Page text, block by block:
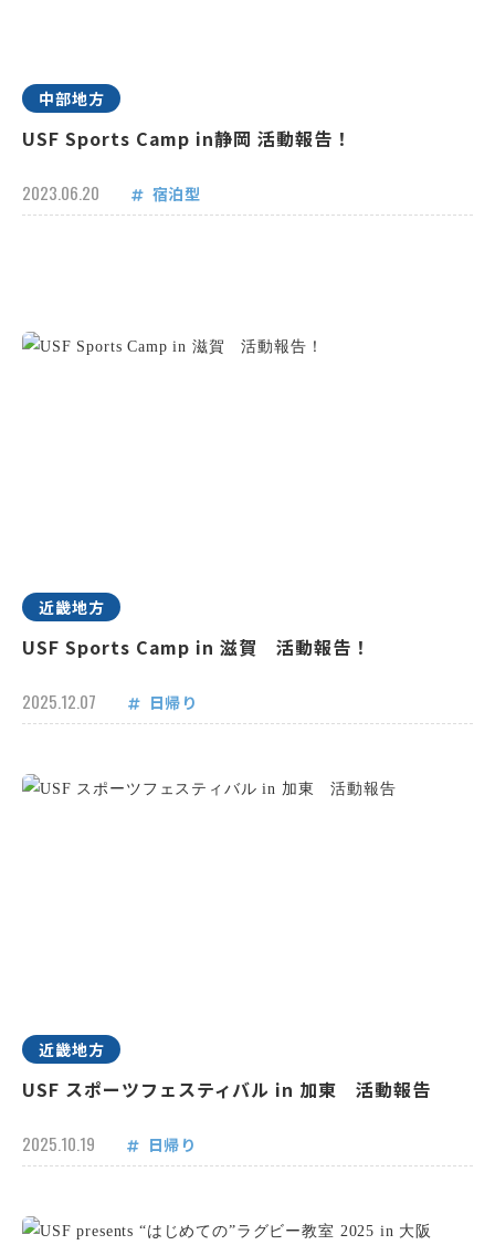
中部地方
USF Sports Camp in静岡 活動報告！
2023.06.20 宿泊型
近畿地方
USF Sports Camp in 滋賀 活動報告！
2025.12.07 日帰り
近畿地方
USF スポーツフェスティバル in 加東 活動報告
2025.10.19 日帰り